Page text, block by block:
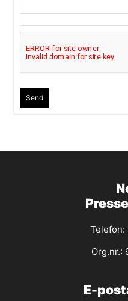
Send
Telefon:
Org.nr.:
E-